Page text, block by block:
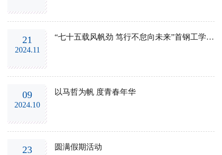
21
2024.11
“七十五载风帆劲 笃行不怠向未来”首钢工学院、首钢技师学院第十七届主持人大赛圆...
09
2024.10
以马哲为帆 度青春年华
23 圆满假期活动